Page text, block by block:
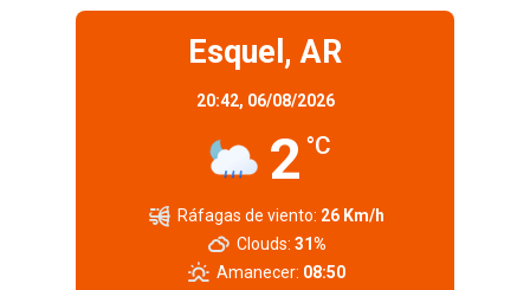
Esquel, AR
20:42, 06/08/2026
2 °C
Ráfagas de viento: 26 Km/h
Clouds: 31%
Amanecer: 08:50